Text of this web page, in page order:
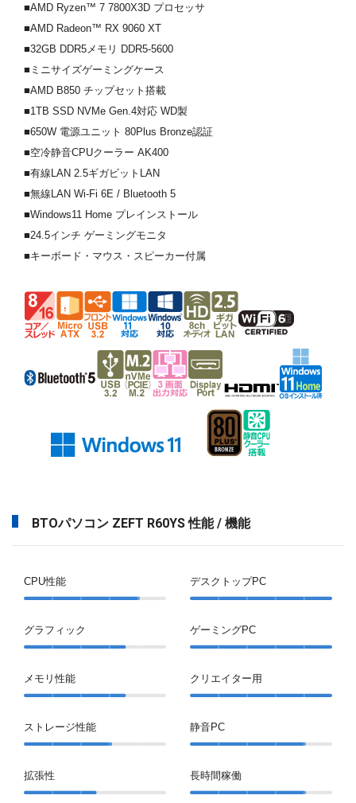
■AMD Ryzen™ 7 7800X3D プロセッサ
■AMD Radeon™ RX 9060 XT
■32GB DDR5メモリ DDR5-5600
■ミニサイズゲーミングケース
■AMD B850 チップセット搭載
■1TB SSD NVMe Gen.4対応 WD製
■650W 電源ユニット 80Plus Bronze認証
■空冷静音CPUクーラー AK400
■有線LAN 2.5ギガビットLAN
■無線LAN Wi-Fi 6E / Bluetooth 5
■Windows11 Home プレインストール
■24.5インチ ゲーミングモニタ
■キーボード・マウス・スピーカー付属
BTOパソコン ZEFT R60YS 性能 / 機能
CPU性能
グラフィック
メモリ性能
ストレージ性能
拡張性
デスクトップPC
ゲーミングPC
クリエイター用
静音PC
長時間稼働